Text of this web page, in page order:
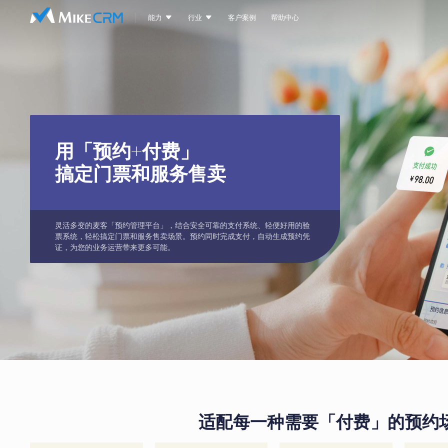
能力  行业  客户案例 帮助中心
用「预约+付费」
搞定门票和服务售卖
灵活多变的麦客「预约管理平台」，结合安全可靠的支付系统、轻便好用的验
票系统，轻松搞定门票和服务售卖场景。预约同时完成支付，自动生成预约凭
证，为您的业务运营带来更多可能。
适配每一种需要「付费」的预约